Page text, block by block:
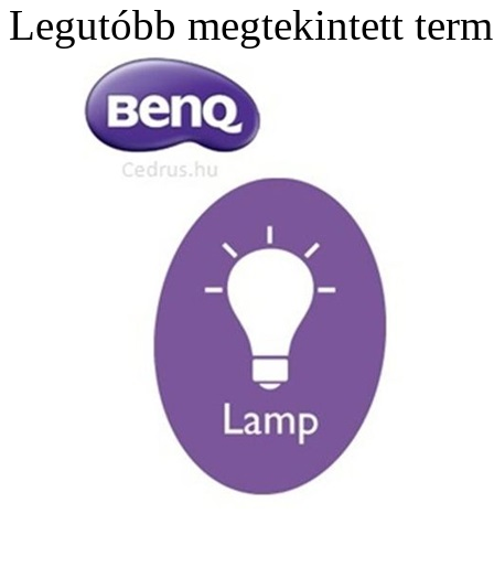
Legutóbb megtekintett